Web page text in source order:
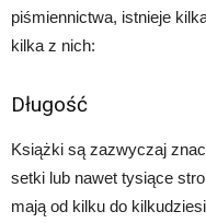
piśmiennictwa, istnieje
kilka z nich:
Długość
Książki są zazwyczaj
setki lub nawet tysiące
mają od kilku do